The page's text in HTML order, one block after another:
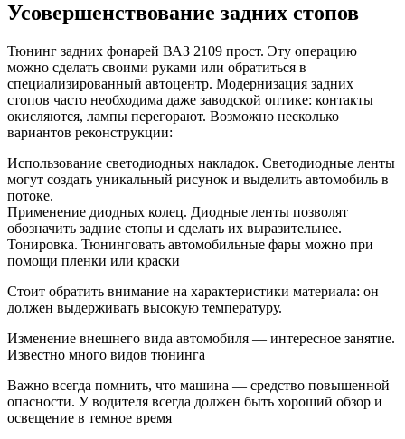
Усовершенствование задних стопов
Тюнинг задних фонарей ВАЗ 2109 прост. Эту операцию
можно сделать своими руками или обратиться в
специализированный автоцентр. Модернизация задних
стопов часто необходима даже заводской оптике: контакты
окисляются, лампы перегорают. Возможно несколько
вариантов реконструкции:
Использование светодиодных накладок. Светодиодные ленты
могут создать уникальный рисунок и выделить автомобиль в
потоке.
Применение диодных колец. Диодные ленты позволят
обозначить задние стопы и сделать их выразительнее.
Тонировка. Тюнинговать автомобильные фары можно при
помощи пленки или краски
Стоит обратить внимание на характеристики материала: он
должен выдерживать высокую температуру.
Изменение внешнего вида автомобиля — интересное занятие.
Известно много видов тюнинга
Важно всегда помнить, что машина — средство повышенной
опасности. У водителя всегда должен быть хороший обзор и
освещение в темное время